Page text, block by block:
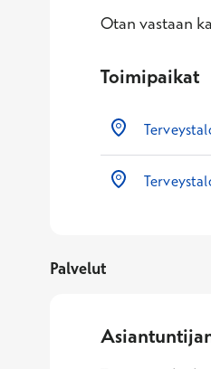
Otan vastaan
Toimipaikat
Palvelut